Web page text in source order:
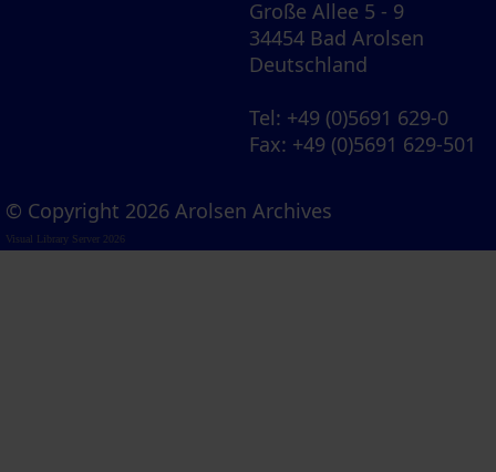
Große Allee 5 - 9
34454 Bad Arolsen
Deutschland
Tel: +49 (0)5691 629-0
Fax: +49 (0)5691 629-501
© Copyright 2026 Arolsen Archives
Visual Library Server 2026